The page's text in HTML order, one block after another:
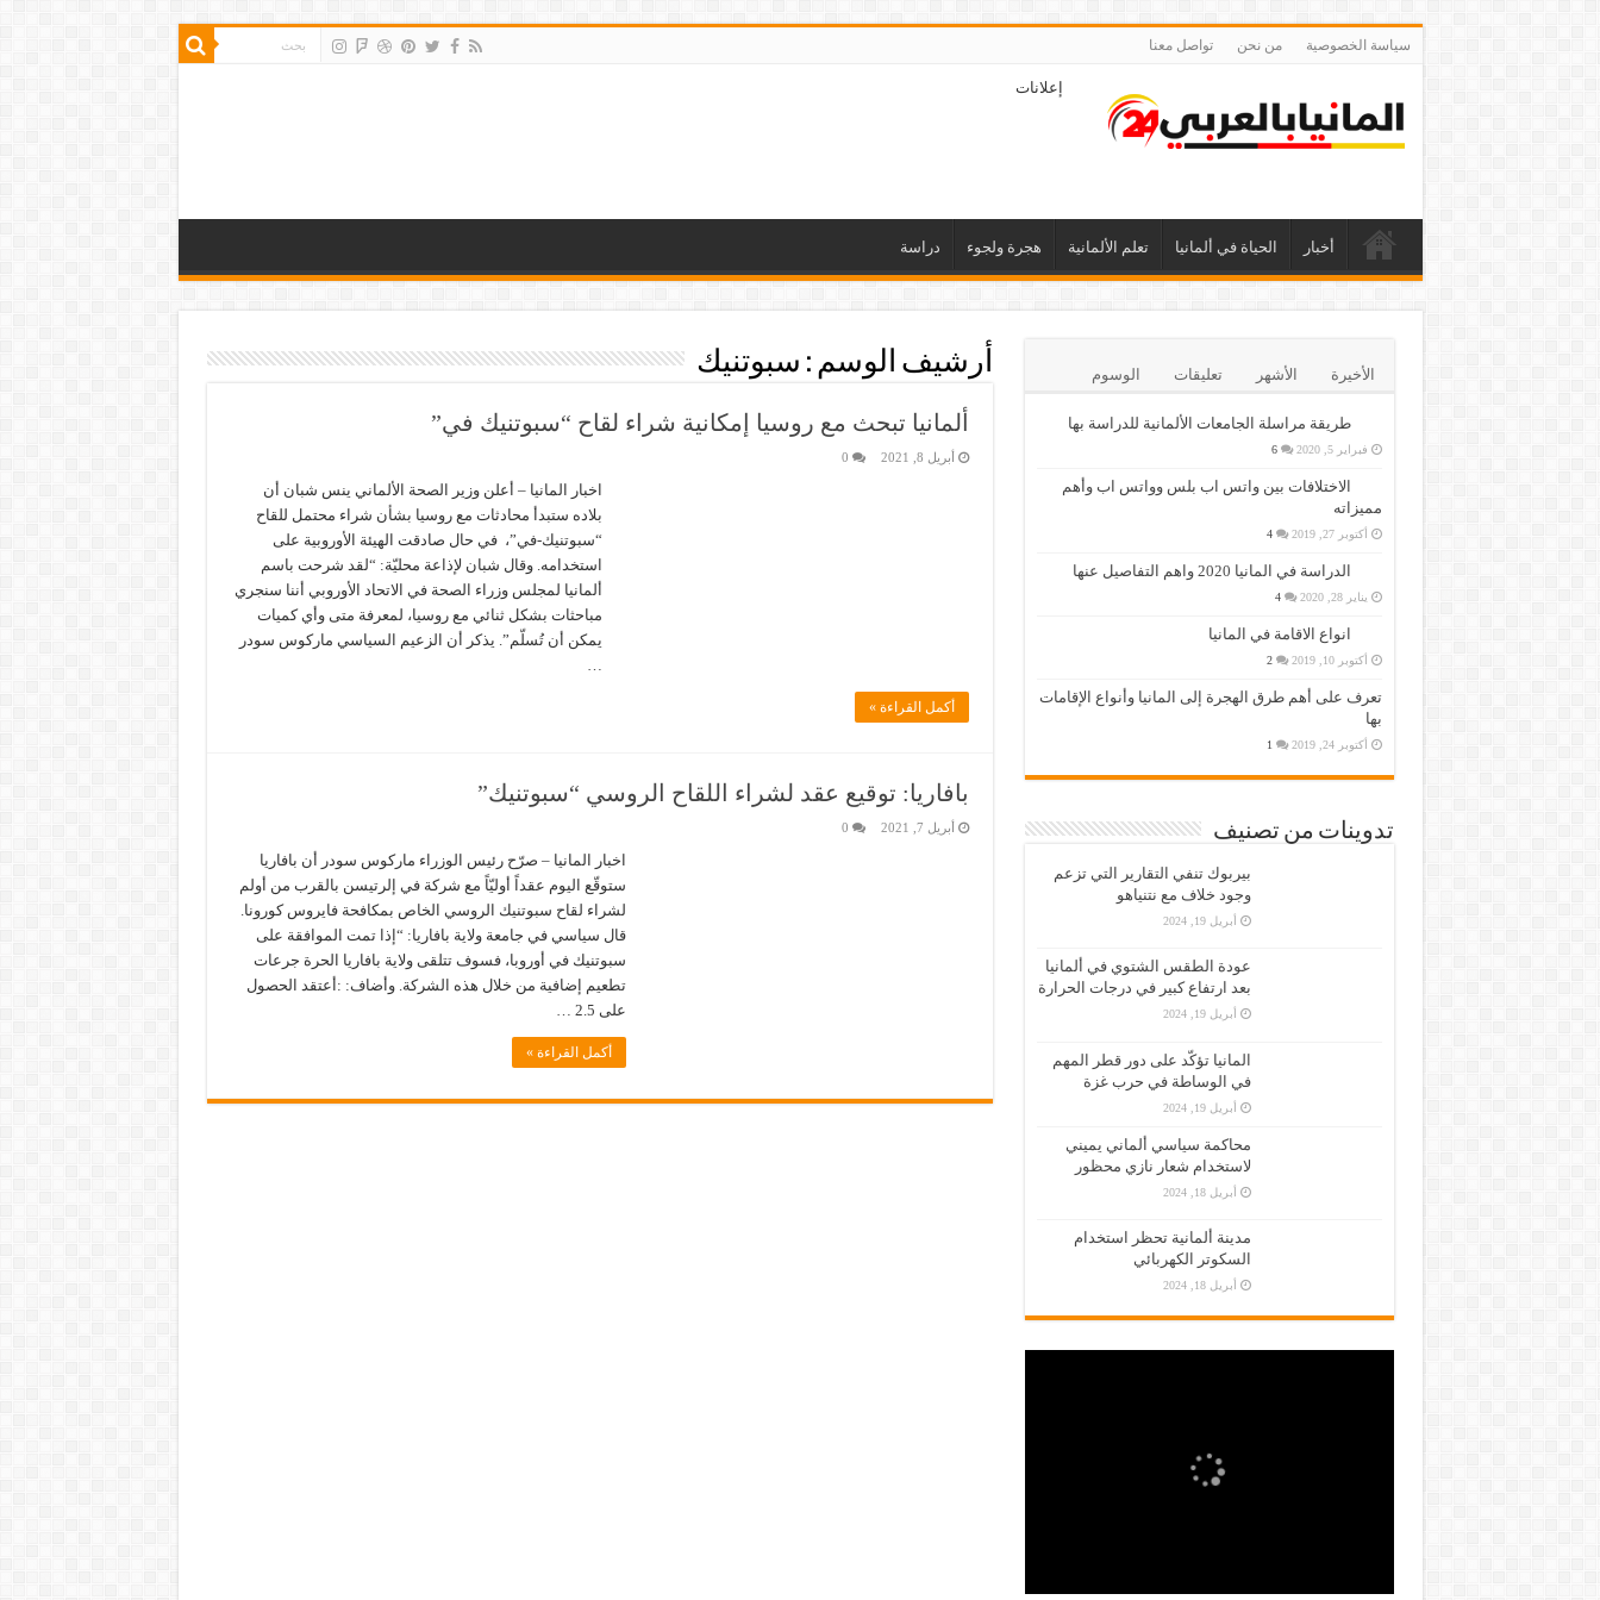
سياسة الخصوصية من نحن تواصل معنا
إعلانات
أخبار الحياة في ألمانيا تعلم الألمانية هجرة ولجوء دراسة
أرشيف الوسم : سبوتنيك
ألمانيا تبحث مع روسيا إمكانية شراء لقاح “سبوتنيك في”
أبريل 8, 2021 0
اخبار المانيا – أعلن وزير الصحة الألماني ينس شبان أن
بلاده ستبدأ محادثات مع روسيا بشأن شراء محتمل للقاح
“سبوتنيك-في”، في حال صادقت الهيئة الأوروبية على
استخدامه. وقال شبان لإذاعة محليّة: “لقد شرحت باسم
ألمانيا لمجلس وزراء الصحة في الاتحاد الأوروبي أننا سنجري
مباحثات بشكل ثنائي مع روسيا، لمعرفة متى وأي كميات
يمكن أن تُسلّم”. يذكر أن الزعيم السياسي ماركوس سودر
…
أكمل القراءة »
بافاريا: توقيع عقد لشراء اللقاح الروسي “سبوتنيك”
أبريل 7, 2021 0
اخبار المانيا – صرّح رئيس الوزراء ماركوس سودر أن بافاريا
ستوقّع اليوم عقداً أوليّاً مع شركة في إلرتيسن بالقرب من أولم
لشراء لقاح سبوتنيك الروسي الخاص بمكافحة فايروس كورونا.
قال سياسي في جامعة ولاية بافاريا: “إذا تمت الموافقة على
سبوتنيك في أوروبا، فسوف تتلقى ولاية بافاريا الحرة جرعات
تطعيم إضافية من خلال هذه الشركة. وأضاف: :أعتقد الحصول
على 2.5 …
أكمل القراءة »
الأخيرة الأشهر تعليقات الوسوم
طريقة مراسلة الجامعات الألمانية للدراسة بها
فبراير 5, 2020 6
الاختلافات بين واتس اب بلس وواتس اب وأهم
مميزاته
أكتوبر 27, 2019 4
الدراسة في المانيا 2020 واهم التفاصيل عنها
يناير 28, 2020 4
انواع الاقامة في المانيا
أكتوبر 10, 2019 2
تعرف على أهم طرق الهجرة إلى المانيا وأنواع الإقامات
بها
أكتوبر 24, 2019 1
تدوينات من تصنيف
بيربوك تنفي التقارير التي تزعم
وجود خلاف مع نتنياهو
أبريل 19, 2024
عودة الطقس الشتوي في ألمانيا
بعد ارتفاع كبير في درجات الحرارة
أبريل 19, 2024
المانيا تؤكّد على دور قطر المهم
في الوساطة في حرب غزة
أبريل 19, 2024
محاكمة سياسي ألماني يميني
لاستخدام شعار نازي محظور
أبريل 18, 2024
مدينة ألمانية تحظر استخدام
السكوتر الكهربائي
أبريل 18, 2024